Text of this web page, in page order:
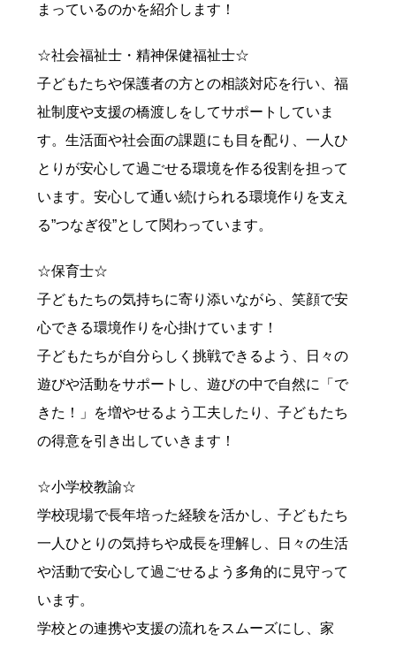
まっているのかを紹介します！
☆社会福祉士・精神保健福祉士☆
子どもたちや保護者の方との相談対応を行い、福
祉制度や支援の橋渡しをしてサポートしていま
す。生活面や社会面の課題にも目を配り、一人ひ
とりが安心して過ごせる環境を作る役割を担って
います。安心して通い続けられる環境作りを支え
る”つなぎ役”として関わっています。
☆保育士☆
子どもたちの気持ちに寄り添いながら、笑顔で安
心できる環境作りを心掛けています！
子どもたちが自分らしく挑戦できるよう、日々の
遊びや活動をサポートし、遊びの中で自然に「で
きた！」を増やせるよう工夫したり、子どもたち
の得意を引き出していきます！
☆小学校教諭☆
学校現場で長年培った経験を活かし、子どもたち
一人ひとりの気持ちや成長を理解し、日々の生活
や活動で安心して過ごせるよう多角的に見守って
います。
学校との連携や支援の流れをスムーズにし、家